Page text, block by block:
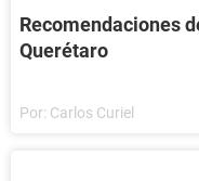
Recomendaciones
Querétaro
Por: Carlos Curiel